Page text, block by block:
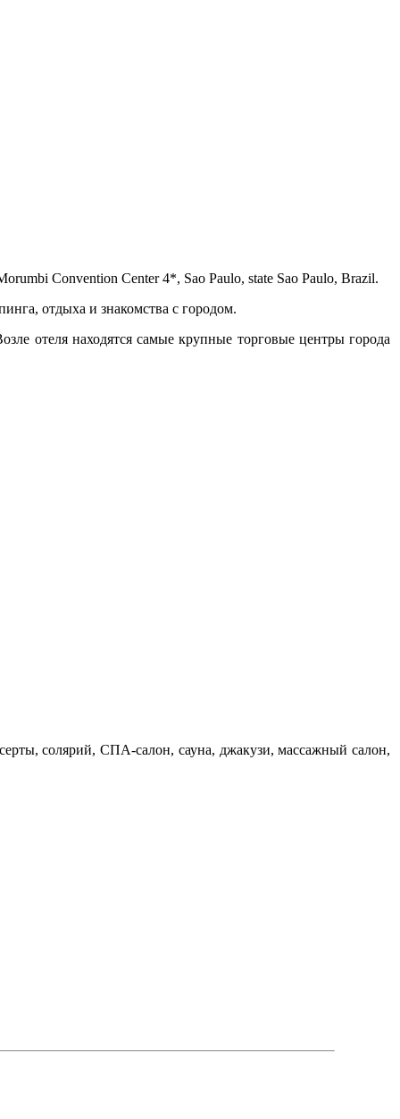
Convention Center 4*, Sao Paulo, state Sao Paulo, Brazil.
отдыха и знакомства с городом.
отеля находятся самые крупные торговые центры города
солярий, СПА-салон, сауна, джакузи, массажный салон,